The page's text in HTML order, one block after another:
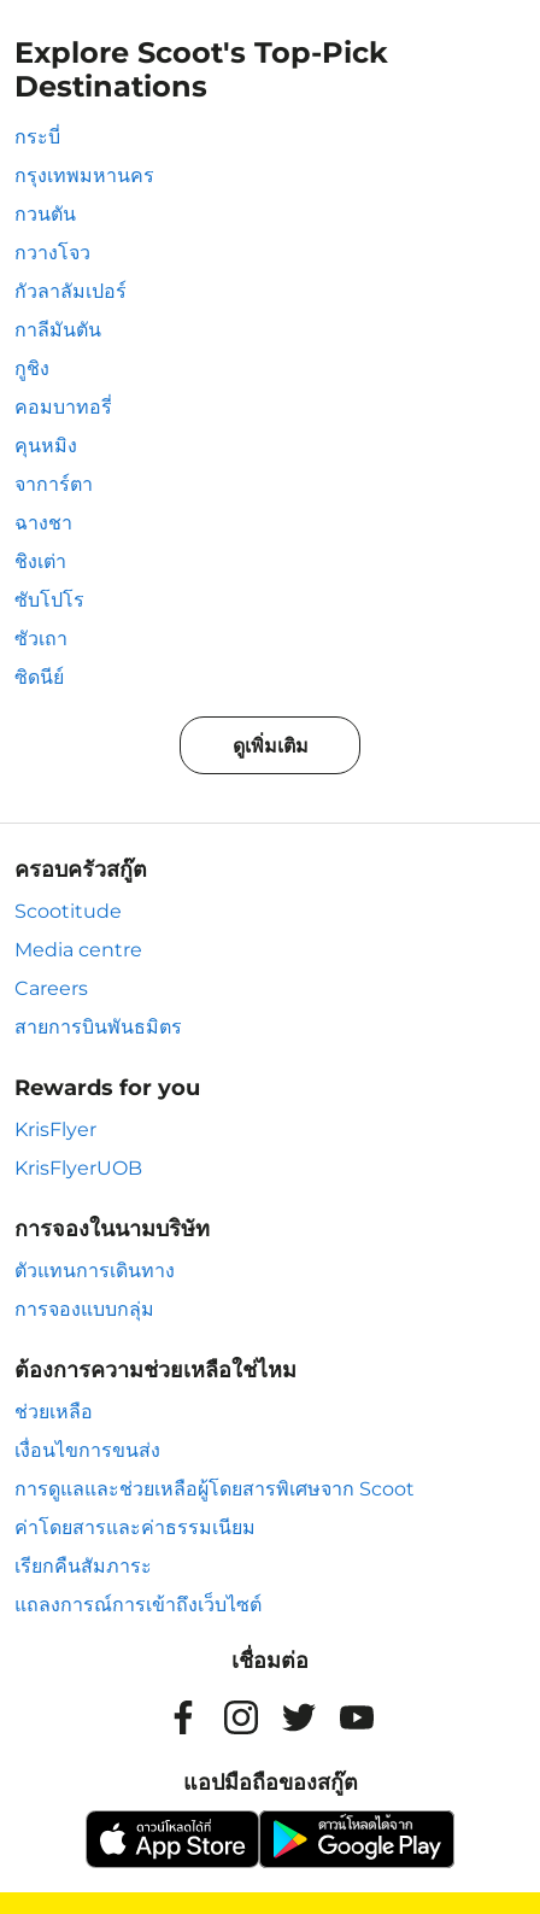
Explore Scoot's Top-Pick
Destinations
กระบี่
กรุงเทพมหานคร
กวนตัน
กวางโจว
กัวลาลัมเปอร์
กาลีมันตัน
กูชิง
คอมบาทอรี่
คุนหมิง
จาการ์ตา
ฉางชา
ชิงเต่า
ซับโปโร
ซัวเถา
ซิดนีย์
ดูเพิ่มเติม
ครอบครัวสกู๊ต
Scootitude
Media centre
Careers
สายการบินพันธมิตร
Rewards for you
KrisFlyer
KrisFlyerUOB
การจองในนามบริษัท
ตัวแทนการเดินทาง
การจองแบบกลุ่ม
ต้องการความช่วยเหลือใช่ไหม
ช่วยเหลือ
เงื่อนไขการขนส่ง
การดูแลและช่วยเหลือผู้โดยสารพิเศษจาก Scoot
ค่าโดยสารและค่าธรรมเนียม
เรียกคืนสัมภาระ
แถลงการณ์การเข้าถึงเว็บไซต์
เชื่อมต่อ
แอปมือถือของสกู๊ต